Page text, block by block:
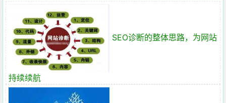
SEO诊断的整体思路，为网站
持续续航